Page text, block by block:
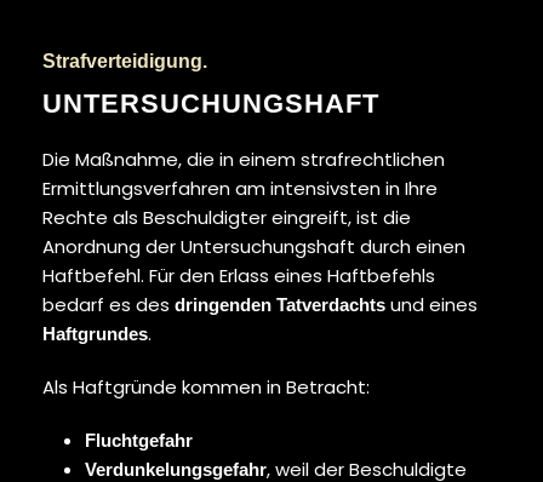
Strafverteidigung.
UNTERSUCHUNGSHAFT
Die Maßnahme, die in einem strafrechtlichen
Ermittlungsverfahren am intensivsten in Ihre
Rechte als Beschuldigter eingreift, ist die
Anordnung der Untersuchungshaft durch einen
Haftbefehl. Für den Erlass eines Haftbefehls
bedarf es des dringenden Tatverdachts und eines
Haftgrundes.
Als Haftgründe kommen in Betracht:
Fluchtgefahr
Verdunkelungsgefahr, weil der Beschuldigte